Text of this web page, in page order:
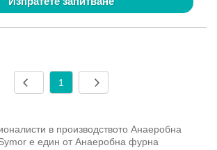
1
в производството Анаеробна
е един от Анаеробна фурна